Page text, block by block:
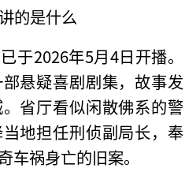
的是什么
于2026年5月4日开播。
悬疑喜剧剧集，故事发
省厅看似闲散佛系的警
地担任刑侦副局长，奉
车祸身亡的旧案。